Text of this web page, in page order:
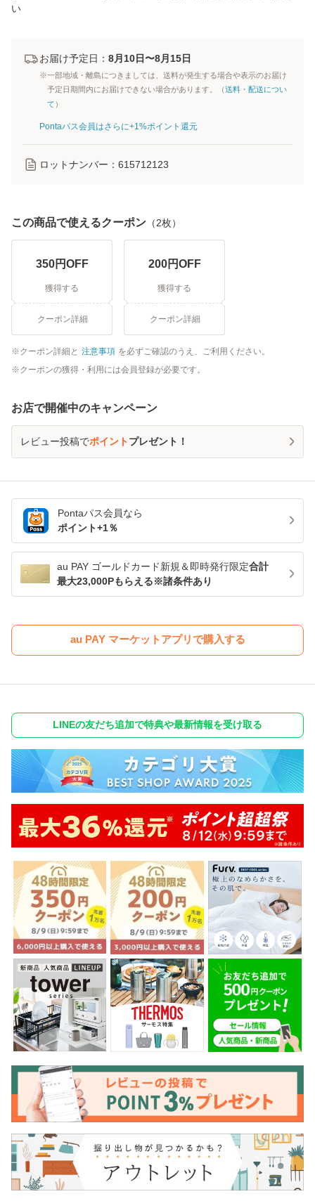
い
お届け予定日： 8月10日〜8月15日
※一部地域・離島につきましては、送料が発生する場合や表示のお届け
予定日期間内にお届けできない場合があります。（送料・配送につい
て ）
Pontaパス会員はさらに+1%ポイント還元
ロットナンバー： 615712123
この商品で使えるクーポン （2枚）
350円OFF
獲得する
クーポン詳細
200円OFF
獲得する
クーポン詳細
クーポン詳細と 注意事項 を必ずご確認のうえ、ご利用ください。
クーポンの獲得・利用には会員登録が必要です。
お店で開催中のキャンペーン
レビュー投稿でポイントプレゼント！
Pontaパス会員なら
ポイント+1％
au PAY ゴールドカード新規＆即時発行限定合計
最大23,000Pもらえる※諸条件あり
au PAY マーケットアプリで購入する
LINEの友だち追加で特典や最新情報を受け取る